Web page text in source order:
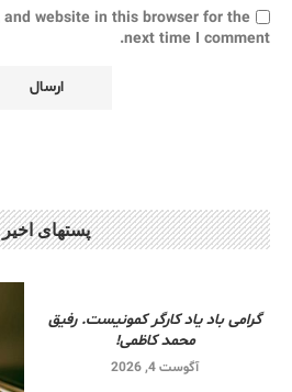
and website in this browser for the
next time I comment.
پستهای اخیر
گرامی باد یاد کارگر کمونیست. رفیق
محمد کاظمی!
آگوست 4, 2026